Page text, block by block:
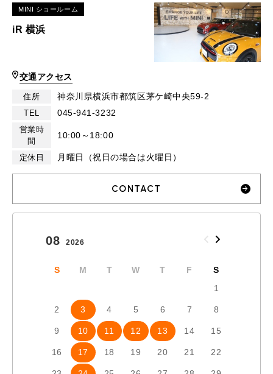
MINI ショールーム
iR 横浜
交通アクセス
住所 神奈川県横浜市都筑区茅ケ崎中央59-2
TEL 045-941-3232
営業時
間
10:00～18:00
定休日 月曜日（祝日の場合は火曜日）
CONTACT
08 2026
S M T W T F
S
1
2 3 4 5 6 7 8
9 10 11 12 13 14 15
16 17 18 19 20 21 22